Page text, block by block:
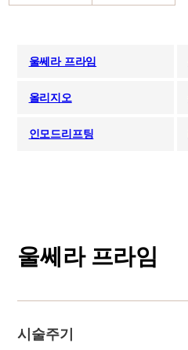
울쎄라 프라임
올리지오
인모드리프팅
울쎄라 프라임
시술주기